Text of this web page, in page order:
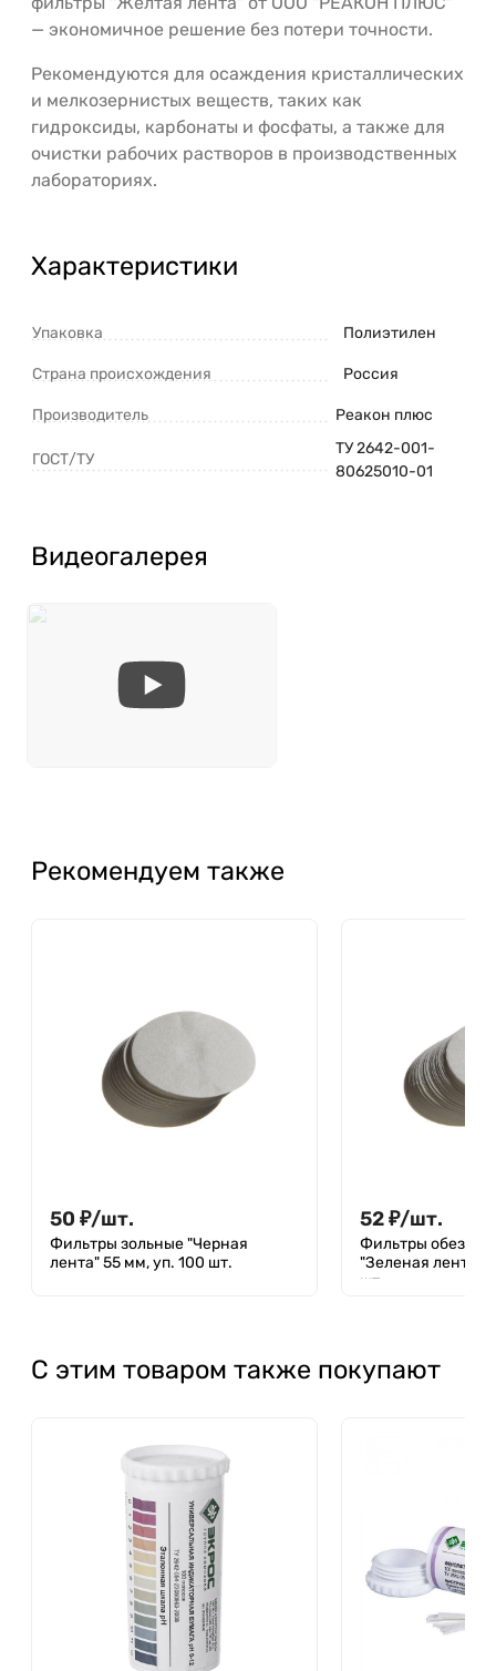
— экономичное решение без потери точности.
Рекомендуются для осаждения кристаллических
и мелкозернистых веществ, таких как
гидроксиды, карбонаты и фосфаты, а также для
очистки рабочих растворов в производственных
лабораториях.
Характеристики
Упаковка Полиэтилен
Страна происхождения Россия
Производитель Реакон плюс
ГОСТ/ТУ
ТУ 2642-001-
80625010-01
Видеогалерея
Рекомендуем также
50 ₽/шт.
Фильтры зольные "Черная
лента" 55 мм, уп. 100 шт.
52₽/шт.
Фильтры
"Зеленая лента"
шт.
С этим товаром также покупают